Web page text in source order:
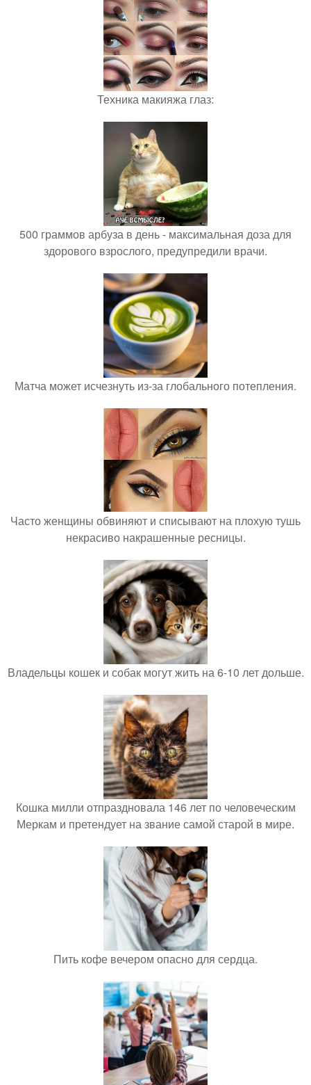
Техника макияжа глаз:
500 граммов арбуза в день - максимальная доза для
здорового взрослого, предупредили врачи.
Матча может исчезнуть из-за глобального потепления.
Часто женщины обвиняют и списывают на плохую тушь
некрасиво накрашенные ресницы.
Владельцы кошек и собак могут жить на 6-10 лет дольше.
Кошка милли отпраздновала 146 лет по человеческим
Меркам и претендует на звание самой старой в мире.
Пить кофе вечером опасно для сердца.